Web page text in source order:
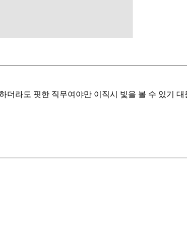
라도 핏한 직무여야만 이직시 빛을 볼 수 있기